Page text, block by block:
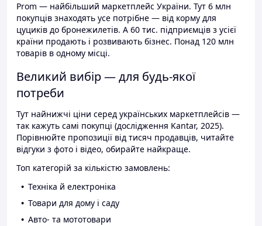
Prom — найбільший маркетплейс України. Тут 6 млн
покупців знаходять усе потрібне — від корму для
цуциків до бронежилетів. А 60 тис. підприємців з усієї
країни продають і розвивають бізнес. Понад 120 млн
товарів в одному місці.
Великий вибір — для будь-якої
потреби
Тут найнижчі ціни серед українських маркетплейсів —
так кажуть самі покупці (дослідження Kantar, 2025).
Порівнюйте пропозиції від тисяч продавців, читайте
відгуки з фото і відео, обирайте найкраще.
Топ категорій за кількістю замовлень:
Техніка й електроніка
Товари для дому і саду
Авто- та мототовари